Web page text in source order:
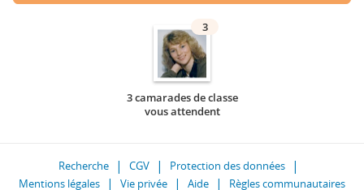
3
3 camarades de classe
vous attendent
Recherche CGV
Protection des données
Mentions légales
Vie privée Aide Règles communautaires